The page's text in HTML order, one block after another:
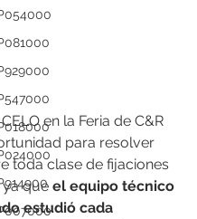
en la Feria de C&R
para resolver
toda clase de fijaciones
que el equipo técnico
estudió cada